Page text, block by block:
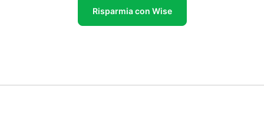
Risparmia con Wise